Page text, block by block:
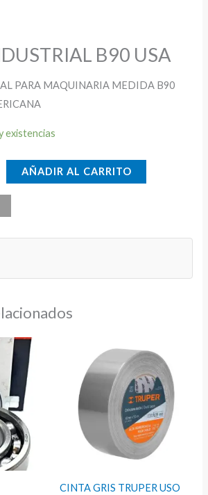
B90 USA
PARA MAQUINARIA MEDIDA B90
existencias
AÑADIR AL CARRITO
CINTA GRIS TRUPER USO